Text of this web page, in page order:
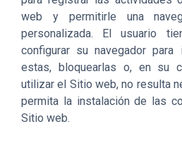
web y permitirle una
personalizada. El usuario
configurar su navegador
estas, bloquearlas o, en su
utilizar el Sitio web, no resulta
permita la instalación de las
Sitio web.